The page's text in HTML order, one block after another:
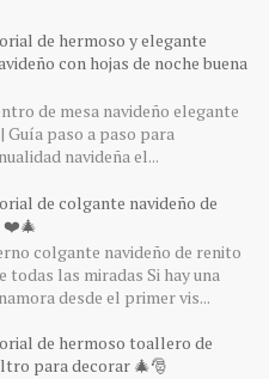
de hermoso y elegante
con hojas de noche buena
de mesa navideño elegante
paso a paso para
navideña el...
de colgante navideño de
❤️🎄
colgante navideño de renito
todas las miradas Si hay una
desde el primer vis...
de hermoso toallero de
para decorar 🎄🎅